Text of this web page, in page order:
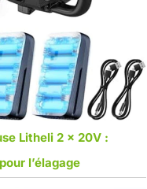
Litheli 2 x 20V :
l’élagage